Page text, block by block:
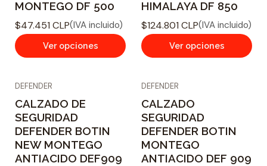
MONTEGO DF 500
$47.451 CLP(IVA incluido)
Ver opciones
HIMALAYA DF 850
$124.801 CLP(IVA incluido)
Ver opciones
DEFENDER
CALZADO DE
SEGURIDAD
DEFENDER BOTIN
NEW MONTEGO
ANTIACIDO DEF909
DEFENDER
CALZADO
SEGURIDAD
DEFENDER BOTIN
MONTEGO
ANTIACIDO DEF 909